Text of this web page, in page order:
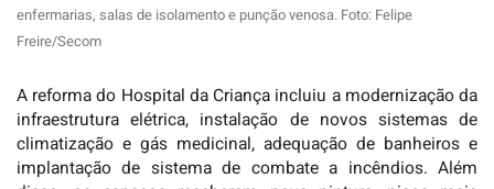
enfermarias, salas de isolamento e punção venosa. Foto: Felipe
Freire/Secom
A reforma do Hospital da Criança incluiu a modernização da
infraestrutura elétrica, instalação de novos sistemas de
climatização e gás medicinal, adequação de banheiros e
implantação de sistema de combate a incêndios. Além